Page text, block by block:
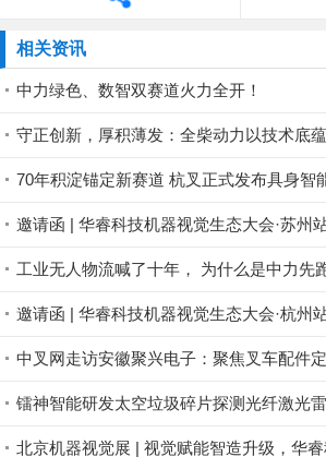
相关资讯
中力绿色、数智双赛道火力全开！
守正创新，厚积薄发：全柴动力以技术底
邀请函 | 华睿科技机器视觉生态大会·苏州
工业无人物流喊了十年， 为什么是中力先
邀请函 | 华睿科技机器视觉生态大会·杭州